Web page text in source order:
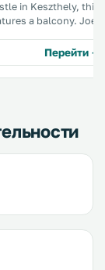
in Keszthely, this
a balcony. Joel Swiss
is 900 metres from
Free WiFi is featured
the
Перейти →